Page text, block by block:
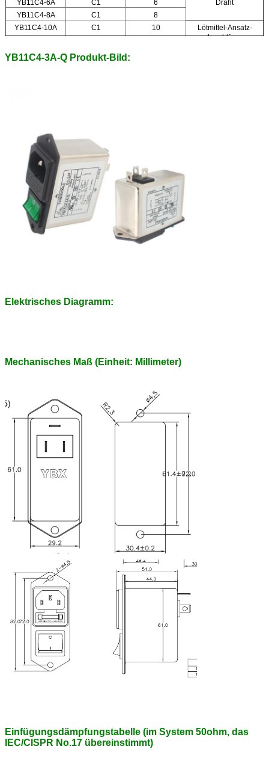
YB11C4-6A C1 6
Draht
YB11C4-8A
C1
8
YB11C4-10A
C1 10
Lötmittel-Ansatz-
Anschlüsse
YB11C4-3A-Q Produkt-Bild:
Elektrisches Diagramm:
Mechanisches Maß (Einheit: Millimeter)
Einfügungsdämpfungstabelle (im System 50ohm, das
IEC/CISPR No.17 übereinstimmt)